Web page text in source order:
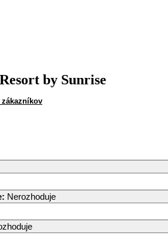
by Sunrise
: Nerozhoduje